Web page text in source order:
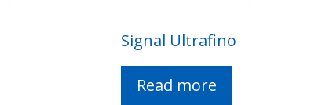
Signal Ultrafino
Read more